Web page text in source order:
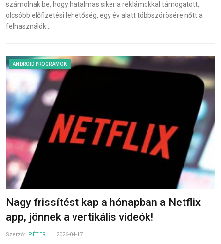
számolnak be, hogy hatalmas siker a reklámokkal támogatott,
olcsóbb előfizetési lehetőség, egy év alatt többszörösére nőtt a
felhasználók…
ANDROID PROGRAMOK
Nagy frissítést kap a hónapban a Netflix
app, jönnek a vertikális videók!
Szerző: PÉTER 2026-04-17